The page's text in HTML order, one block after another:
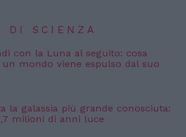
DI SCIENZA
con la Luna al seguito: cosa
un mondo viene espulso dal suo
la galassia più grande conosciuta:
milioni di anni luce